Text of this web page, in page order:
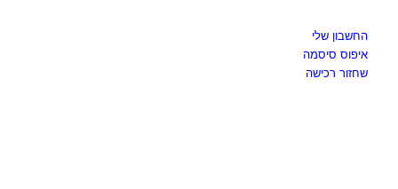
החשבון שלי
איפוס סיסמה
שחזור רכישה